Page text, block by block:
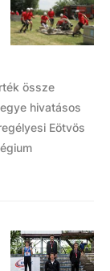
össze
hivatásos
Eötvös